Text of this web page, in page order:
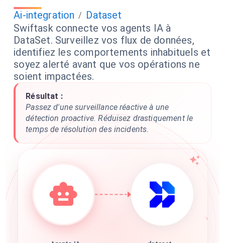
Ai-integration / Dataset
Swiftask connecte vos agents IA à
DataSet. Surveillez vos flux de données,
identifiez les comportements inhabituels et
soyez alerté avant que vos opérations ne
soient impactées.
Résultat :
Passez d'une surveillance réactive à une
détection proactive. Réduisez drastiquement le
temps de résolution des incidents.